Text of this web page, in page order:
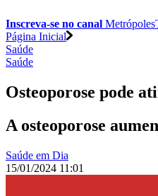
Inscreva-se no canal
Página Inicial
Saúde
Saúde
Osteoporose pode
A osteoporose
Saúde em Dia
15/01/2024 11:01